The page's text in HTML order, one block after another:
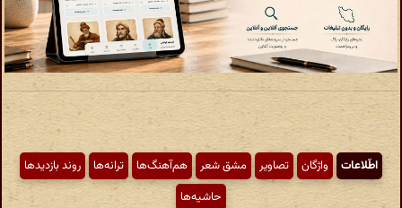
اطّلاعات واژگان تصاویر مشق شعر هم‌آهنگ‌ها ترانه‌ها
روند بازدیدها
حاشیه‌ها